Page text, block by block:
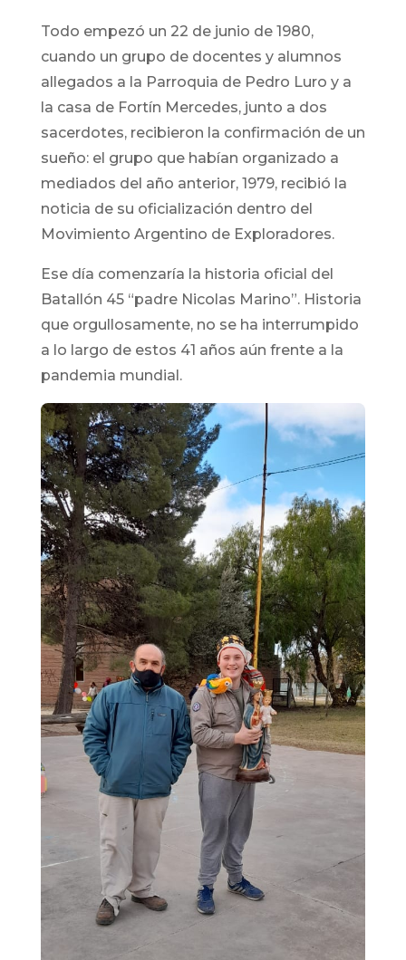
Todo empezó un 22 de junio de 1980,
cuando un grupo de docentes y alumnos
allegados a la Parroquia de Pedro Luro y a
la casa de Fortín Mercedes, junto a dos
sacerdotes, recibieron la confirmación de un
sueño: el grupo que habían organizado a
mediados del año anterior, 1979, recibió la
noticia de su oficialización dentro del
Movimiento Argentino de Exploradores.
Ese día comenzaría la historia oficial del
Batallón 45 “padre Nicolas Marino”. Historia
que orgullosamente, no se ha interrumpido
a lo largo de estos 41 años aún frente a la
pandemia mundial.